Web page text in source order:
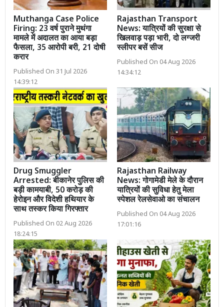
Muthanga Case Police
Firing: 23 वर्ष पुराने मुथंगा
मामले में अदालत का आया बड़ा
फैसला, 35 आरोपी बरी, 21 दोषी
करार
Published On 31 Jul 2026
14:39:12
Rajasthan Transport
News: यात्रियों की सुरक्षा से
खिलवाड़ पड़ा भारी, दो लग्जरी
स्लीपर बसें सीज
Published On 04 Aug 2026
14:34:12
Drug Smuggler
Arrested: बीकानेर पुलिस की
बड़ी कामयाबी, 50 करोड़ की
हेरोइन और विदेशी हथियार के
साथ तस्कर किया गिरफ्तार
Published On 02 Aug 2026
18:24:15
Rajasthan Railway
News: गोगामेडी मेले के दौरान
यात्रियों की सुविधा हेतु मेला
स्पेशल रेलसेवाओ का संचालन
Published On 04 Aug 2026
17:01:16